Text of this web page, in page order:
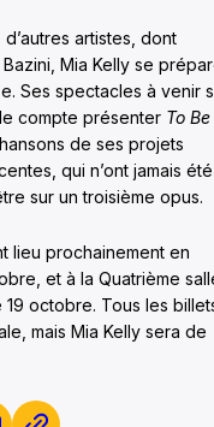
artistes, dont
Mia Kelly se
Ses spectacles à venir
compte présenter To Be
de ses projets
qui n’ont jamais été
sur un troisième opus.
lieu prochainement en
et à la Quatrième
19 octobre. Tous les
mais Mia Kelly sera de